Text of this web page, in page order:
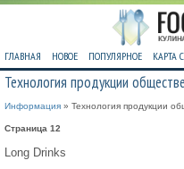
ГЛАВНАЯ НОВОЕ ПОПУЛЯРНОЕ КАРТА
Технология продукции
Информация » Технология продукции
Страница 12
Long Drinks